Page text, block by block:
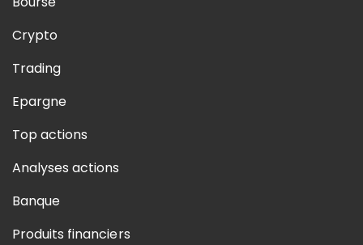
Crypto
Trading
Epargne
Top actions
Analyses actions
Banque
Produits financiers